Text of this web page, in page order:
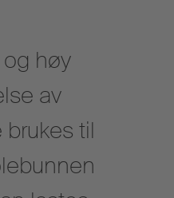
høy
av
brukes til